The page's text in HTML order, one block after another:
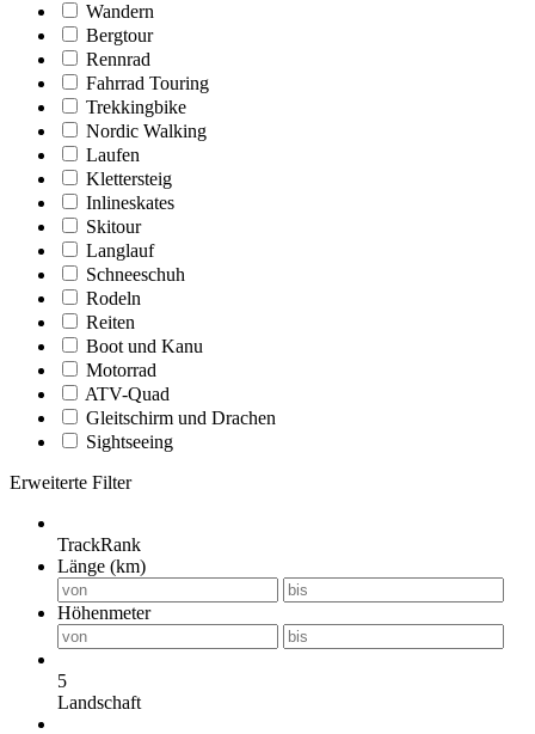
Wandern
Bergtour
Rennrad
Fahrrad Touring
Trekkingbike
Nordic Walking
Laufen
Klettersteig
Inlineskates
Skitour
Langlauf
Schneeschuh
Rodeln
Reiten
Boot und Kanu
Motorrad
ATV-Quad
Gleitschirm und Drachen
Sightseeing
Erweiterte Filter
TrackRank
Länge (km)
Höhenmeter
5
Landschaft